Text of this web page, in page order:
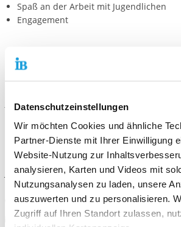
Datenschutzeinstellungen
Wir möchten Cookies und ähnliche
Partner-Dienste mit Ihrer Einwilligung
Website-Nutzung zur
analysieren, Karten und Videos mit
Nutzungsanalysen zu laden, unsere
auszuwerten und zu personalisieren.
Zugriff auf Ihren Standort zulassen,
Spaß an der Arbeit mit Jugendlichen
Engagement
Kontaktiere uns!
E-Mail schreiben
Standort
Freiwilligendienste Mannheim
Janderstraße 2
68199 Mannheim
Telefonnummer
E-Mail an Freiwilligendienste Mannheim
E-Mail schreiben